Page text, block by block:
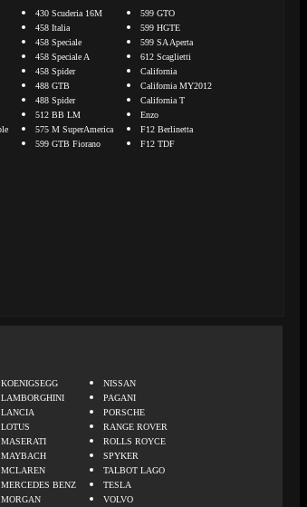
430 Scuderia 16M
458 Italia
458 Speciale
458 Speciale A
458 Spider
488 GTB
488 Spider
512 BB LM
575 M SuperAmerica
599 GTB Fiorano
599 GTO
599 HGTE
599 SA Aperta
612 Scaglietti
California
California MY2012
California T
Enzo
F12 Berlinetta
F12 TDF
KOENIGSEGG
LAMBORGHINI
LANCIA
LOTUS
MASERATI
MAYBACH
MCLAREN
MERCEDES BENZ
MORGAN
NISSAN
PAGANI
PORSCHE
RANGE ROVER
ROLLS ROYCE
SPYKER
TALBOT LAGO
TESLA
VOLVO